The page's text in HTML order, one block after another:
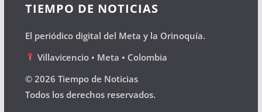
TIEMPO DE NOTICIAS
El periódico digital del Meta y la Orinoquía.
Villavicencio • Meta • Colombia
© 2026 Tiempo de Noticias
Todos los derechos reservados.